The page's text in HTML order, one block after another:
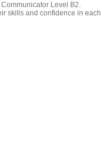
Level B2.
skills and confidence in each